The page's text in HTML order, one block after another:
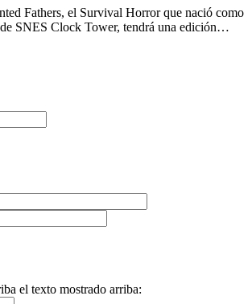
Fathers, el Survival Horror que nació como
SNES Clock Tower, tendrá una edición…
el texto mostrado arriba: